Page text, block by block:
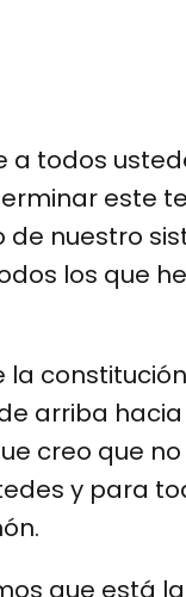
a todos
este
nuestro
los que
la
arriba
creo que no
y para
que está